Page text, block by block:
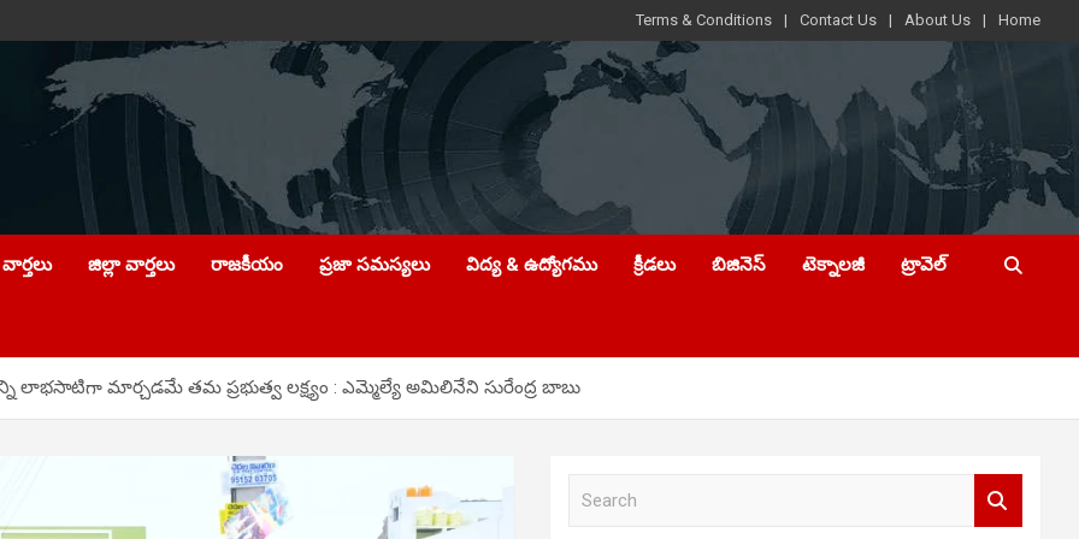
Terms & Conditions Contact Us About Us Home
జిల్లా వార్తలు రాజకీయం ప్రజా సమస్యలు విద్య & ఉద్యోగము క్రీడలు బిజినెస్ టెక్నాలజీ ట్రావెల్
లాభసాటిగా మార్చడమే తమ ప్రభుత్వ ల‌క్ష్యం : ఎమ్మెల్యే అమిలినేని సురేంద్ర బాబు